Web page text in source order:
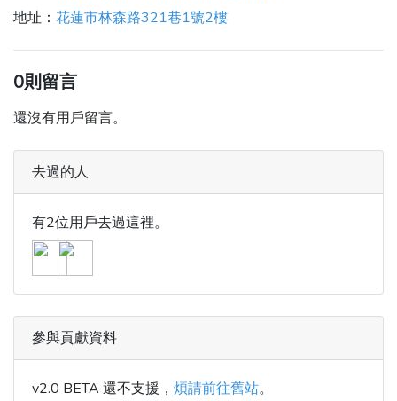
地址： 花蓮市林森路321巷1號2樓
0則留言
還沒有用戶留言。
去過的人
有2位用戶去過這裡。
參與貢獻資料
v2.0 BETA 還不支援， 煩請前往舊站。